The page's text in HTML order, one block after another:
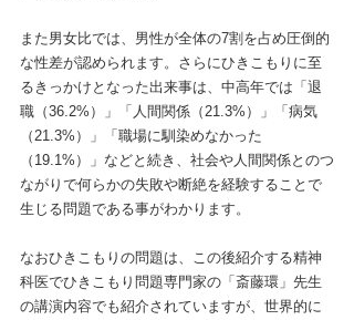
また男女比では、男性が全体の7割を占め圧倒的
な性差が認められます。さらにひきこもりに至
るきっかけとなった出来事は、中高年では「退
職（36.2%）」「人間関係（21.3%）」「病気
（21.3%）」「職場に馴染めなかった
（19.1%）」などと続き、社会や人間関係とのつ
ながりで何らかの失敗や断絶を経験することで
生じる問題である事がわかります。
なおひきこもりの問題は、この後紹介する精神
科医でひきこもり問題専門家の「斎藤環」先生
の講演内容でも紹介されていますが、世界的に